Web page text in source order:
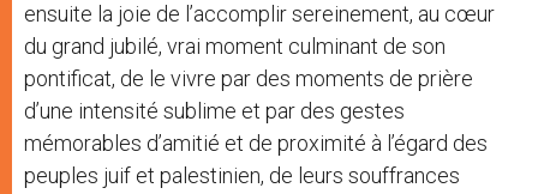
ensuite la joie de l’accomplir sereinement, au cœur
du grand jubilé, vrai moment culminant de son
pontificat, de le vivre par des moments de prière
d’une intensité sublime et par des gestes
mémorables d’amitié et de proximité à l’égard des
peuples juif et palestinien, de leurs souffrances